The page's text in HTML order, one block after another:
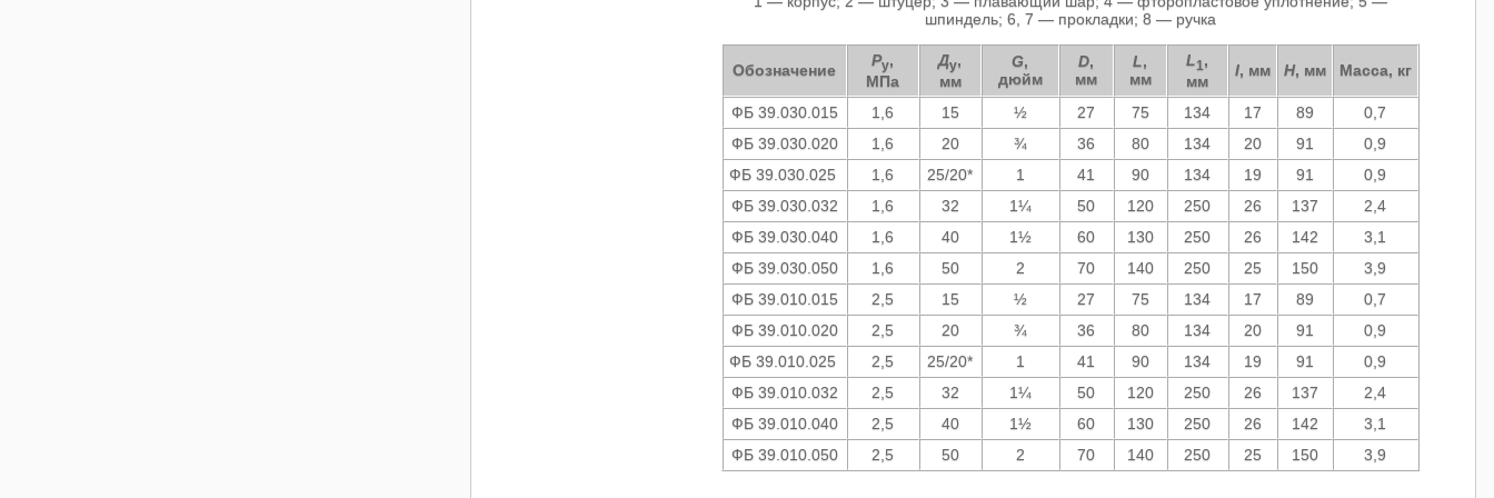
шпиндель; 6, 7 — прокладки; 8 — ручка
Обозначение
Pу,
МПа
Ду,
мм
G,
дюйм
D,
мм
L,
мм
L1,
мм
I, мм H, мм Масса, кг
ФБ 39.030.015 1,6 15 ½ 27 75 134 17 89
0,7
ФБ 39.030.020
1,6 20 ¾ 36 80 134 20 91
0,9
ФБ 39.030.025
1,6 25/20* 1 41 90 134 19 91
0,9
ФБ 39.030.032
1,6 32 1¼ 50 120 250 26 137
2,4
ФБ 39.030.040
1,6 40 1½ 60 130 250 26 142
3,1
ФБ 39.030.050
1,6 50 2 70 140 250 25 150
3,9
ФБ 39.010.015
2,5 15 ½ 27 75 134 17 89
0,7
ФБ 39.010.020
2,5 20 ¾ 36 80 134 20 91
0,9
ФБ 39.010.025
2,5 25/20* 1 41 90 134 19 91
0,9
ФБ 39.010.032
2,5 32 1¼ 50 120 250 26 137
2,4
ФБ 39.010.040
2,5 40 1½ 60 130 250 26 142
3,1
ФБ 39.010.050
2,5 50 2 70 140 250 25 150 3,9